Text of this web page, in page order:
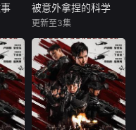
域的战略要道、多
元文明交融之地的
顾自然风光
精编故事
年
被意外拿捏的科学
在科学史上，许多
改变世界的重大发
现与发明，其实都
源于一场场美丽的
“意外”——青霉素
的诞生来自一碟发
被意外拿捏的科学
更新至3集